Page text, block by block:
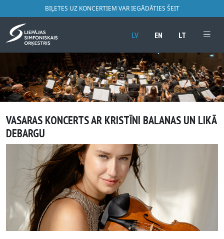
BIĻETES UZ KONCERTIEM VAR IEGĀDĀTIES ŠEIT
LV EN LT
VASARAS KONCERTS AR KRISTĪNI BALANAS UN LIKĀ
DEBARGU